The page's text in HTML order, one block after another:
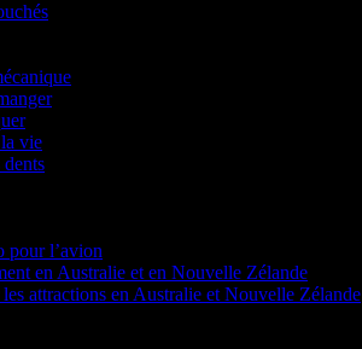
vie
pour l’avion
en Australie et en Nouvelle Zélande
attractions en Australie et Nouvelle Zélande